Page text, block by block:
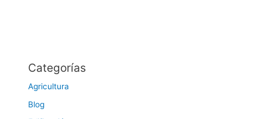
Categorías
Agricultura
Blog